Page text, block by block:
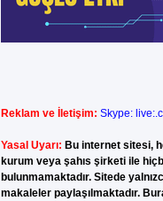
Reklam ve İletişim: Skype:
Yasal Uyarı: Bu internet sitesi,
kurum veya şahıs şirketi ile
bulunmamaktadır. Sitede
makaleler paylaşılmaktadır.